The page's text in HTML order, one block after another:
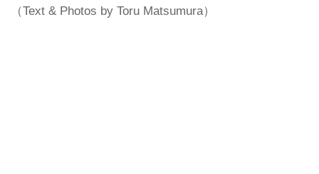
（Text & Photos by Toru Matsumura）